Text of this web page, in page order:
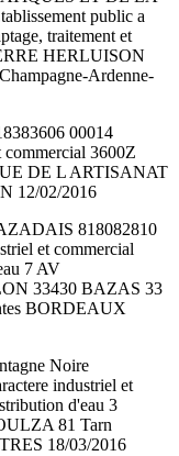
public a
traitement et
HERLUISON
Ardenne-
00014
commercial 3600Z
DE L ARTISANAT
12/02/2016
818082810
et commercial
7 AV
33430 BAZAS 33
BORDEAUX
Noire
industriel et
d'eau 3
81 Tarn
18/03/2016